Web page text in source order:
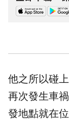
他之所以碰
再次發生車
發地點就在